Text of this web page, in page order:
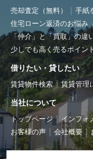
売却査定（無料） 手紙
住宅ローン返済のお悩み
「仲介」と「買取」の違
少しでも高く売るポイント
借りたい・貸したい
賃貸物件検索 賃貸管理
当社について
トップページ インフォ
お客様の声
会社概要